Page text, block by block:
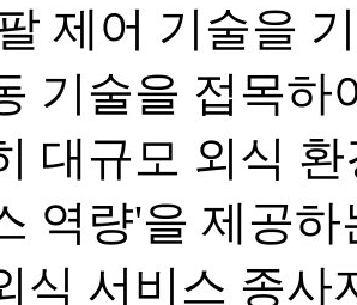
제어 기술을
기술을 접목하
대규모 외식
역량'을 제공
식 서비스 종사